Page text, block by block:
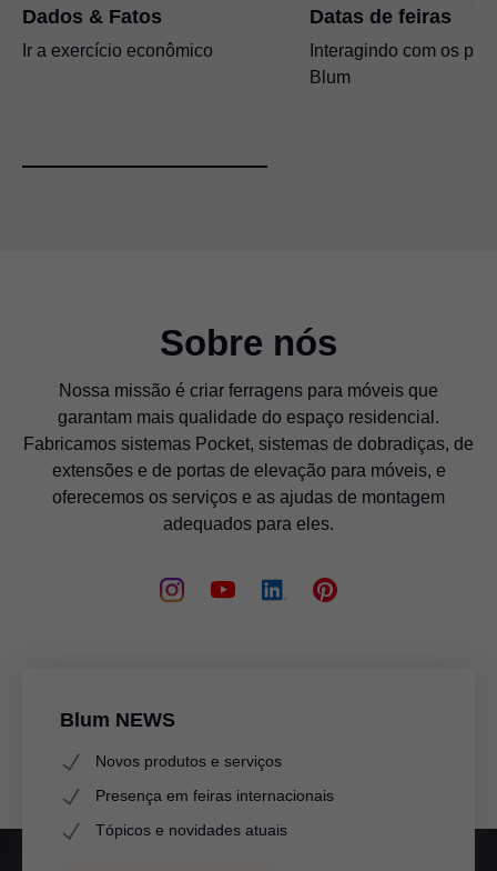
Dados & Fatos
Ir a exercício econômico
Datas de feiras
Interagindo com os
Blum
Sobre nós
Nossa missão é criar ferragens para móveis que
garantam mais qualidade do espaço residencial.
Fabricamos sistemas Pocket, sistemas de dobradiças, de
extensões e de portas de elevação para móveis, e
oferecemos os serviços e as ajudas de montagem
adequados para eles.
Blum NEWS
Novos produtos e serviços
Presença em feiras internacionais
Tópicos e novidades atuais